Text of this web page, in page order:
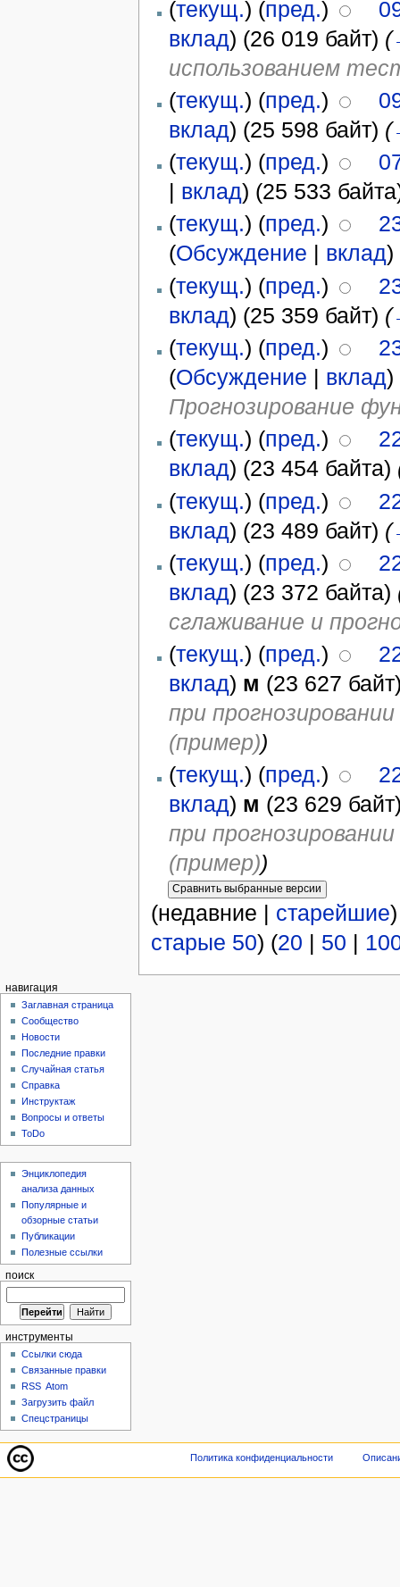
(текущ.) (пред.)
вклад) (26 019 байт) (
использованием
(текущ.) (пред.)
вклад) (25 598 байт) (
(текущ.) (пред.)
| вклад) (25 533
(текущ.) (пред.)
(Обсуждение | вклад)
(текущ.) (пред.)
вклад) (25 359 байт) (
(текущ.) (пред.)
(Обсуждение | вклад)
Прогнозирование
(текущ.) (пред.)
вклад) (23 454 байта)
(текущ.) (пред.)
вклад) (23 489 байт) (
(текущ.) (пред.)
вклад) (23 372 байта)
сглаживание и
(текущ.) (пред.)
вклад) м (23 627
при
(пример))
(текущ.) (пред.)
вклад) м (23 629
при
(пример))
(недавние | старейшие
старые 50) (20 | 50 |
навигация
Заглавная страница
Сообщество
Новости
Последние правки
Случайная статья
Справка
Инструктаж
Вопросы и ответы
ToDo
Энциклопедия
анализа данных
Популярные и
обзорные статьи
Публикации
Полезные ссылки
поиск
инструменты
Ссылки сюда
Связанные правки
RSS Atom
Загрузить файл
Спецстраницы
Политика конфиденциальности